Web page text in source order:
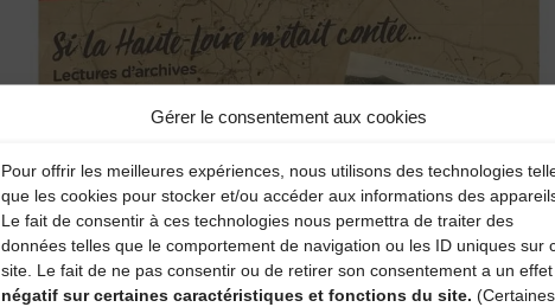
Gérer le consentement aux cookies
Pour offrir les meilleures expériences, nous utilisons des technologies
que les cookies pour stocker et/ou accéder aux informations des
Le fait de consentir à ces technologies nous permettra de traiter des
données telles que le comportement de navigation ou les ID uniques sur
site. Le fait de ne pas consentir ou de retirer son consentement a un effet
négatif sur certaines caractéristiques et fonctions du site. (Certaines